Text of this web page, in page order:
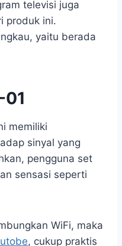
televisi juga
produk ini.
yaitu berada
01
memiliki
sinyal yang
pengguna set
sensasi seperti
WiFi, maka
, cukup praktis